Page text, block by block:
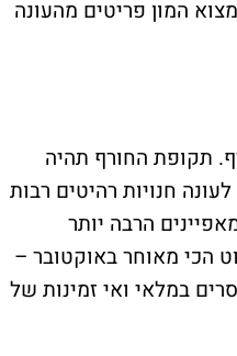
המון פריטים מהעונה
תקופת החורף תהיה
חנויות רהיטים רבות
הרבה יותר
הכי מאוחר באוקטובר –
במלאי ואי זמינות של